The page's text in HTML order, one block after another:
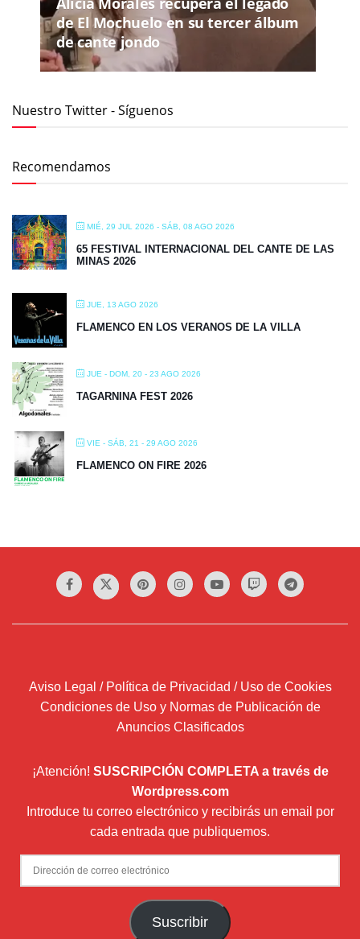
de El Mochuelo en su tercer álbum
de cante jondo
Nuestro Twitter - Síguenos
Recomendamos
MIÉ, 29 JUL 2026 - SÁB, 08 AGO 2026
65 FESTIVAL INTERNACIONAL DEL CANTE DE LAS
MINAS 2026
JUE, 13 AGO 2026
FLAMENCO EN LOS VERANOS DE LA VILLA
JUE - DOM, 20 - 23 AGO 2026
TAGARNINA FEST 2026
VIE - SÁB, 21 - 29 AGO 2026
FLAMENCO ON FIRE 2026
Aviso Legal / Política de Privacidad / Uso de Cookies
Condiciones de Uso y Normas de Publicación de
Anuncios Clasificados
¡Atención! SUSCRIPCIÓN COMPLETA a través de
Wordpress.com
Introduce tu correo electrónico y recibirás un email por
cada entrada que publiquemos.
Dirección
de
Suscribir